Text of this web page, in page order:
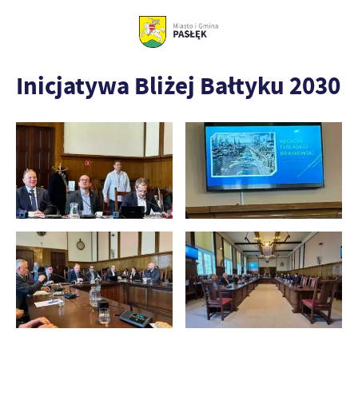
Inicjatywa Bliżej Bałtyku 2030